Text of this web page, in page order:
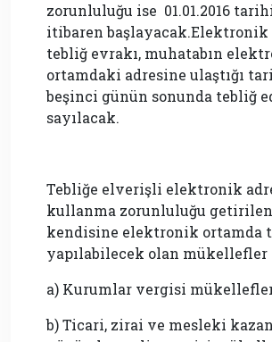
zorunluluğu ise 01.01.2016
itibaren başlayacak.Elektronik
tebliğ evrakı, muhatabın
ortamdaki adresine ulaştığı
beşinci günün sonunda tebliğ
sayılacak.
Tebliğe elverişli elektronik
kullanma zorunluluğu
kendisine elektronik ortamda
yapılabilecek olan mükellefler
a) Kurumlar vergisi
b) Ticari, zirai ve mesleki